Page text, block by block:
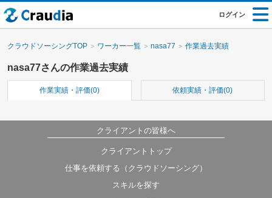
ログイン
クラウドソーシングTOP ワーカー一覧 nasa77 作業過去実績
nasa77さんの作業過去実績
作業実績・評価(0) 依頼実績・評価(0)
クライアントの皆様へ
クライアントトップ
仕事を依頼する（クラウドソーシング）
スキルを探す